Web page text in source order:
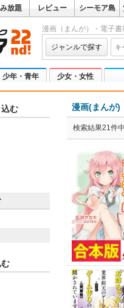
放題 レビュー シーモア島
漫画（まんが）・電子書
ジャンルで探す
少年・青年 少女・女性
む 漫画(まんが)
検索結果21件